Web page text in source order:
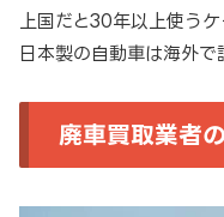
上国だと30年以上使う
日本製の自動車は海外で
廃車買取業者